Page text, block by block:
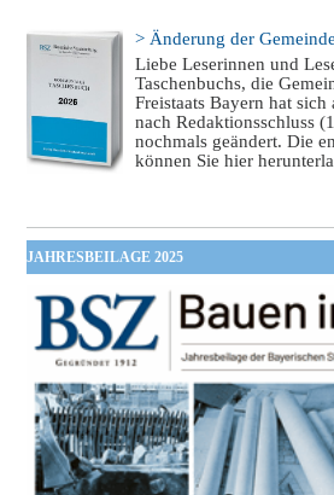
> Änderung der
Liebe Leserinnen und
Taschenbuchs, die
Freistaats Bayern hat
nach Redaktionsschluss
nochmals geändert. Die
können Sie hier
JAHRESBEILAGE 2025